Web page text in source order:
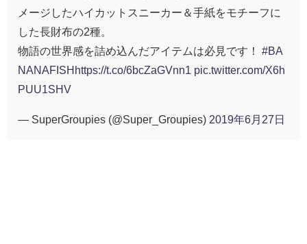
メージしたハイカットスニーカー＆手紙をモチーフに
した長財布の2種。
物語の世界感を詰め込んだアイテムは必見です！ #BA
NANAFISH https://t.co/6bcZaGVnn1 pic.twitter.com/X6h
PUU1SHV
— SuperGroupies (@Super_Groupies) 2019年6月27日